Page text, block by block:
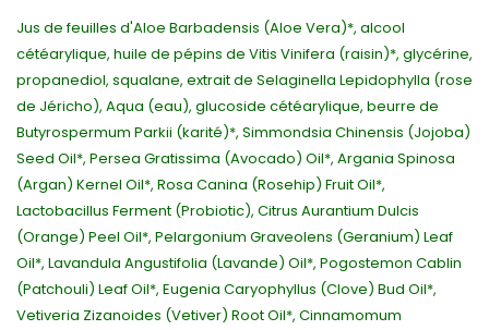
Jus de feuilles d'Aloe Barbadensis (Aloe Vera)*, alcool
cétéarylique, huile de pépins de Vitis Vinifera (raisin)*, glycérine,
propanediol, squalane, extrait de Selaginella Lepidophylla (rose
de Jéricho), Aqua (eau), glucoside cétéarylique, beurre de
Butyrospermum Parkii (karité)*, Simmondsia Chinensis (Jojoba)
Seed Oil*, Persea Gratissima (Avocado) Oil*, Argania Spinosa
(Argan) Kernel Oil*, Rosa Canina (Rosehip) Fruit Oil*,
Lactobacillus Ferment (Probiotic), Citrus Aurantium Dulcis
(Orange) Peel Oil*, Pelargonium Graveolens (Geranium) Leaf
Oil*, Lavandula Angustifolia (Lavande) Oil*, Pogostemon Cablin
(Patchouli) Leaf Oil*, Eugenia Caryophyllus (Clove) Bud Oil*,
Vetiveria Zizanoides (Vetiver) Root Oil*, Cinnamomum